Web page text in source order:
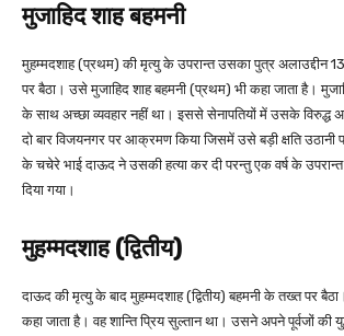
मुजाहिद शाह बहमनी
मुहम्मदशाह (प्रथम) की मृत्यु के उपरान्त उसका पुत्र अलाउद्दीन
पर बैठा। उसे मुजाहिद शाह बहमनी (प्रथम) भी कहा जाता है।
के साथ अच्छा व्यवहार नहीं था। इससे सेनापतियों में उसके
दो बार विजयनगर पर आक्रमण किया जिसमें उसे बड़ी क्षति उठानी
के चचेरे भाई दाऊद ने उसकी हत्या कर दी परन्तु एक वर्ष के
दिया गया।
मुहम्मदशाह (द्वितीय)
दाऊद की मृत्यु के बाद मुहम्मदशाह (द्वितीय) बहमनी के तख्त पर
कहा जाता है। वह शान्ति प्रिय सुल्तान था। उसने अपने पूर्वजों की